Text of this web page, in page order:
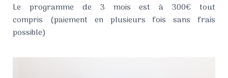
Le programme de 3 mois est à 300€ tout
compris (paiement en plusieurs fois sans frais
possible)